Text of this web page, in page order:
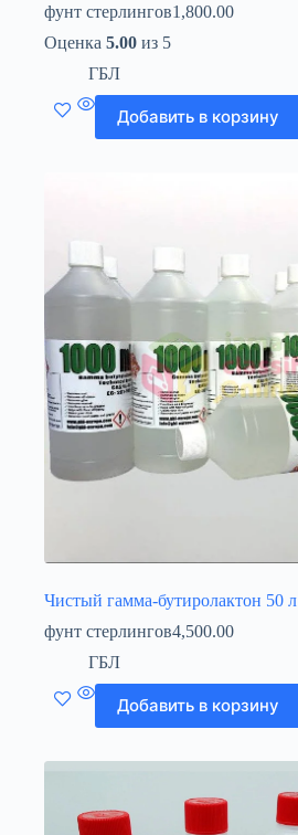
фунт стерлингов1,800.00
Оценка 5.00 из 5
ГБЛ
Добавить в корзину
Чистый гамма-бутиролактон 50 л
фунт стерлингов4,500.00
ГБЛ
Добавить в корзину